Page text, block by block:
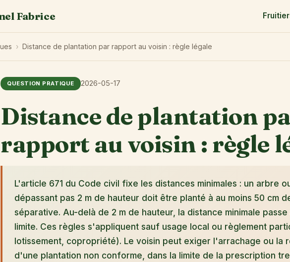
Fabrice
› Distance de plantation par rapport au voisin : règle légale
QUESTION PRATIQUE 2026-05-17
Distance de plantation
rapport au voisin : règle
L'article 671 du Code civil fixe les distances minimales : un arbre
dépassant pas 2 m de hauteur doit être planté à au moins 50 cm
séparative. Au-delà de 2 m de hauteur, la distance minimale passe
limite. Ces règles s'appliquent sauf usage local ou règlement
lotissement, copropriété). Le voisin peut exiger l'arrachage ou la
d'une plantation non conforme, dans la limite de la prescription